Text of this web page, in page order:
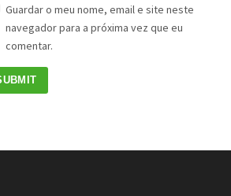
Guardar o meu nome, email e site neste
navegador para a próxima vez que eu
comentar.